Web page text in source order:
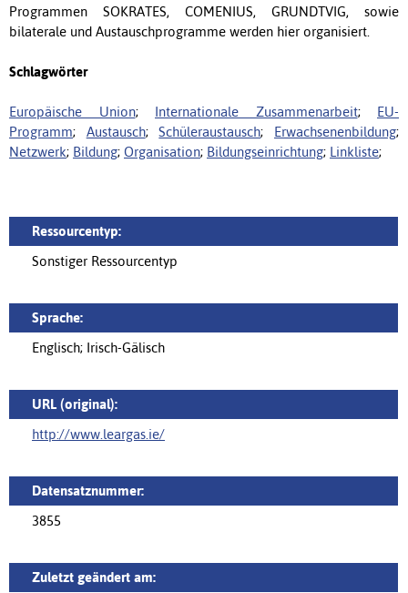
Programmen SOKRATES, COMENIUS, GRUNDTVIG, sowie
bilaterale und Austauschprogramme werden hier organisiert.
Schlagwörter
Europäische Union; Internationale Zusammenarbeit; EU-
Programm; Austausch;Schüleraustausch; Erwachsenenbildung;
Netzwerk; Bildung; Organisation; Bildungseinrichtung; Linkliste;
Ressourcentyp:
Sonstiger Ressourcentyp
Sprache:
Englisch; Irisch-Gälisch
URL (original):
http://www.leargas.ie/
Datensatznummer:
3855
Zuletzt geändert am: